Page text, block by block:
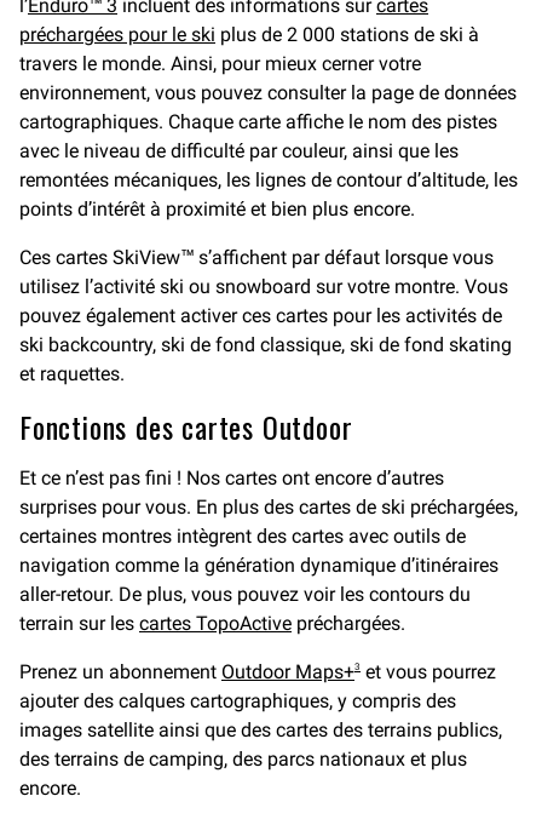
l’Enduro™ 3 incluent des informations surcartes
préchargées pour le ski plus de 2 000 stations de ski à
travers le monde. Ainsi, pour mieux cerner votre
environnement, vous pouvez consulter la page de données
cartographiques. Chaque carte affiche le nom des pistes
avec le niveau de difficulté par couleur, ainsi que les
remontées mécaniques, les lignes de contour d’altitude, les
points d’intérêt à proximité et bien plus encore.
Ces cartes SkiView™ s’affichent par défaut lorsque vous
utilisez l’activité ski ou snowboard sur votre montre. Vous
pouvez également activer ces cartes pour les activités de
ski backcountry, ski de fond classique, ski de fond skating
et raquettes.
Fonctions des cartes Outdoor
Et ce n’est pas fini ! Nos cartes ont encore d’autres
surprises pour vous. En plus des cartes de ski préchargées,
certaines montres intègrent des cartes avec outils de
navigation comme la génération dynamique d’itinéraires
aller-retour. De plus, vous pouvez voir les contours du
terrain sur les cartes TopoActive préchargées.
Prenez un abonnement Outdoor Maps+3 et vous pourrez
ajouter des calques cartographiques, y compris des
images satellite ainsi que des cartes des terrains publics,
des terrains de camping, des parcs nationaux et plus
encore.